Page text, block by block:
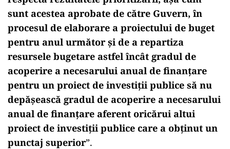
sunt acestea aprobate de către Guvern, în
procesul de elaborare a proiectului de buget
pentru anul următor și de a repartiza
resursele bugetare astfel încât gradul de
acoperire a necesarului anual de finanțare
pentru un proiect de investiții publice să nu
depășească gradul de acoperire a necesarului
anual de finanțare aferent oricărui altui
proiect de investiții publice care a obținut un
punctaj superior”.